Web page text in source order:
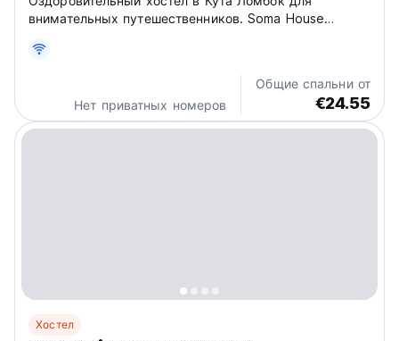
внимательных путешественников. Soma House
рядом с пляжами и местами для серфинга на
Ломбоке. Расслабленная атмосфера! (Auto-translated
Нет приватных номеров
Общие спальни от
€24.55
Хостел